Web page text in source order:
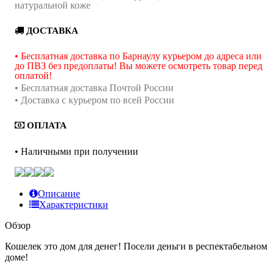
натуральной коже
ДОСТАВКА
• Бесплатная доставка по Барнаулу курьером до адреса или
до ПВЗ без предоплаты! Вы можете осмотреть товар перед
оплатой!
• Бесплатная доставка Почтой России
• Доставка с курьером по всей России
ОПЛАТА
• Наличными при получении
Описание
Характеристики
Обзор
Кошелек это дом для денег! Посели деньги в респектабельном
доме!